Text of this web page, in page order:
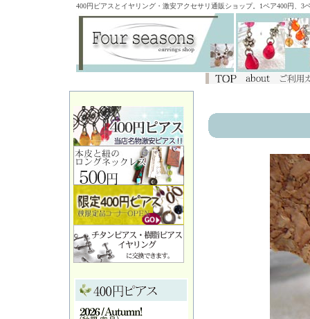
400円ピアスとイヤリング・激安アクセサリ通販ショップ。1ペア400円、